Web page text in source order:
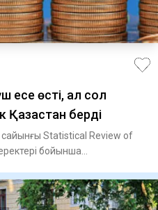
есе өсті, ал сол
Қазақстан берді
Statistical Review of
бойынша